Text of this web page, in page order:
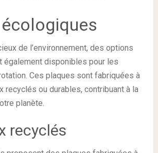
de l’environnement, des options
également disponibles pour les
Ces plaques sont fabriquées à
recyclés ou durables, contribuant à la
planète.
recyclés